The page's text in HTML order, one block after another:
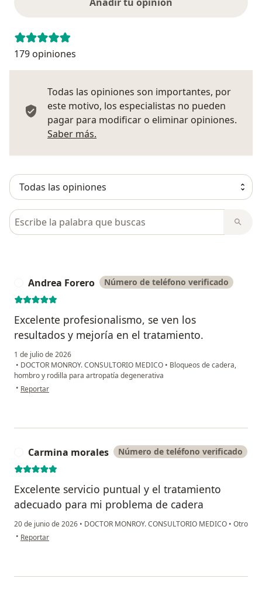
179 opiniones
Todas las opiniones son importantes, por
este motivo, los especialistas no pueden
pagar para modificar o eliminar opiniones.
Saber más.
Busca en opiniones
Andrea Forero Número de teléfono verificado
Excelente profesionalismo, se ven los
resultados y mejoría en el tratamiento.
1 de julio de 2026
• DOCTOR MONROY. CONSULTORIO MEDICO • Bloqueos de cadera,
hombro y rodilla para artropatía degenerativa
• en opinión del usuario Andrea Forero
Reportar
Carmina morales Número de teléfono verificado
Excelente servicio puntual y el tratamiento
adecuado para mi problema de cadera
20 de junio de 2026 • DOCTOR MONROY. CONSULTORIO MEDICO • Otro
• en opinión del usuario Carmina morales
Reportar